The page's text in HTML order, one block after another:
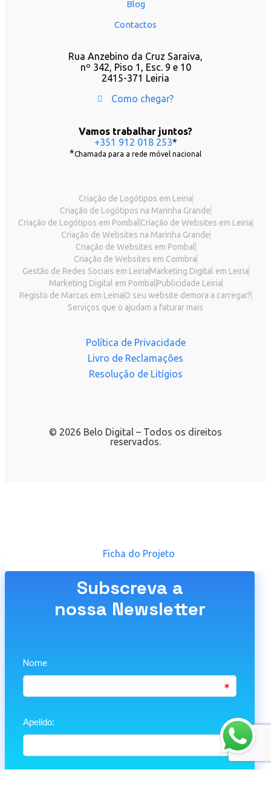
Blog
Contactos
Rua Anzebino da Cruz Saraiva,
nº 342, Piso 1, Esc. 9 e 10
2415-371 Leiria
Como chegar?
Vamos trabalhar juntos?
+351 912 018 253*
*Chamada para a rede móvel nacional
Criação de Logótipos em Leiria
Criação de Logótipos na Marinha Grande
Criação de Logótipos em PombalCriação de Websites em Leiria
Criação de Websites na Marinha Grande
Criação de Websites em Pombal
Criação de Websites em Coimbra
Gestão de Redes Sociais em LeiriaMarketing Digital em Leiria
Marketing Digital em PombalPublicidade Leiria
Registo de Marcas em LeiriaO seu website demora a carregar?
Serviços que o ajudam a faturar mais
Política de Privacidade
Livro de Reclamações
Resolução de Litígios
© 2026 Belo Digital – Todos os direitos
reservados.
Ficha do Projeto
Subscreva a
nossa Newsletter